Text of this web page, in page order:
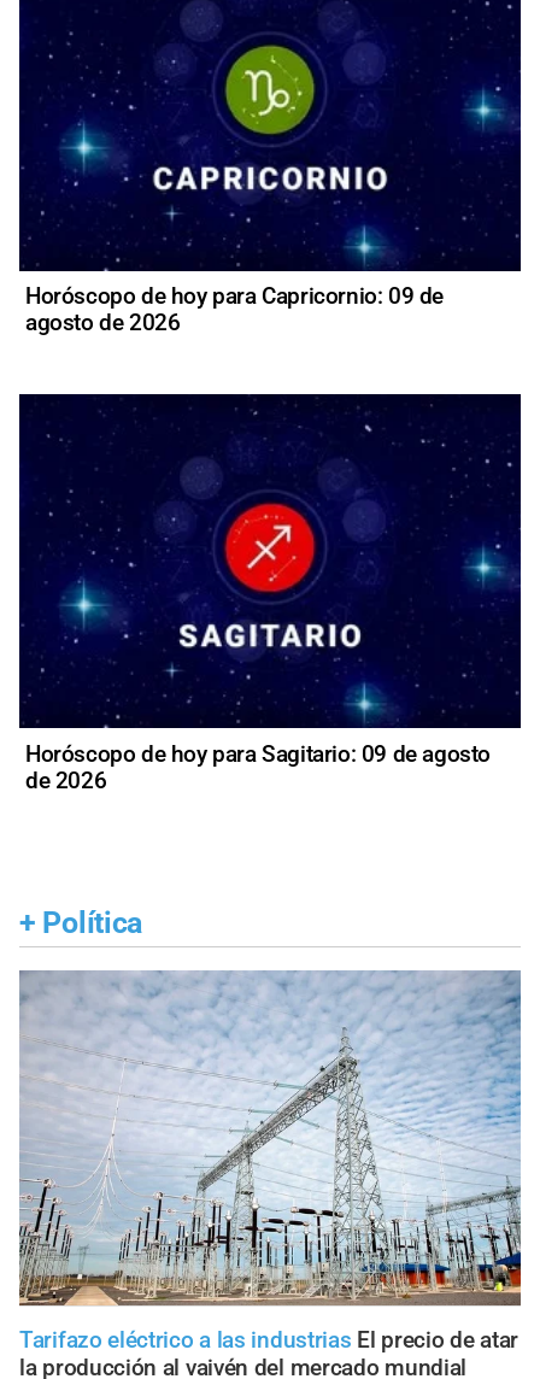
Horóscopo de hoy para Capricornio: 09 de
agosto de 2026
Horóscopo de hoy para Sagitario: 09 de agosto
de 2026
+ Política
Tarifazo eléctrico a las industrias El precio de atar
la producción al vaivén del mercado mundial